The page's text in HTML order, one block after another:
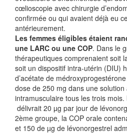
cœlioscopie avec chirurgie
confirmée ou qui avaient déjà eu
antérieurement.
Les femmes éligibles étaient
une LARC ou une COP. Dans le
thérapeutiques comprenaient soit
soit un dispositif intra-utérin (DIU)
d’acétate de
dose de 250 mg dans une solution
intramusculaire tous les trois
délivrait 20 µg par jour de
2ème groupe, la COP orale
et 150 de µg de lévonorgestrel